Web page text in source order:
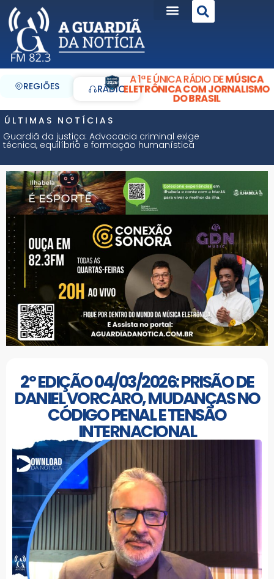
REGIÕES RÁDIO
A 1ª E ÚNICA RÁDIO DEMÚSICA
ELETRÔNICA COM JORNALISMO
DO BRASIL
ÚLTIMAS NOTÍCIAS
Guardiã da justiça: Advocacia criminal exige
técnica, equilíbrio e formação humanística
2º EDIÇÃO 04/03/2026: PRISÃO DE
DANIEL VORCARO, MUDANÇAS NO
CÓDIGO PENAL E TENSÃO
INTERNACIONAL